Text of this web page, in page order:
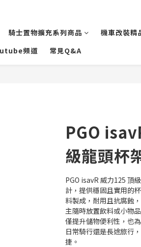
騎士置物擴充系列商品 機車改裝精
頻道
常見Q&A
PGO
級龍頭杯
PGO isavR 威力125 頂
計，提供穩固且實用的
料製成，耐用且抗腐蝕
主隨時放置飲料或小物
僅提升儲物便利性，也
日常騎行還是長途旅行
捷。